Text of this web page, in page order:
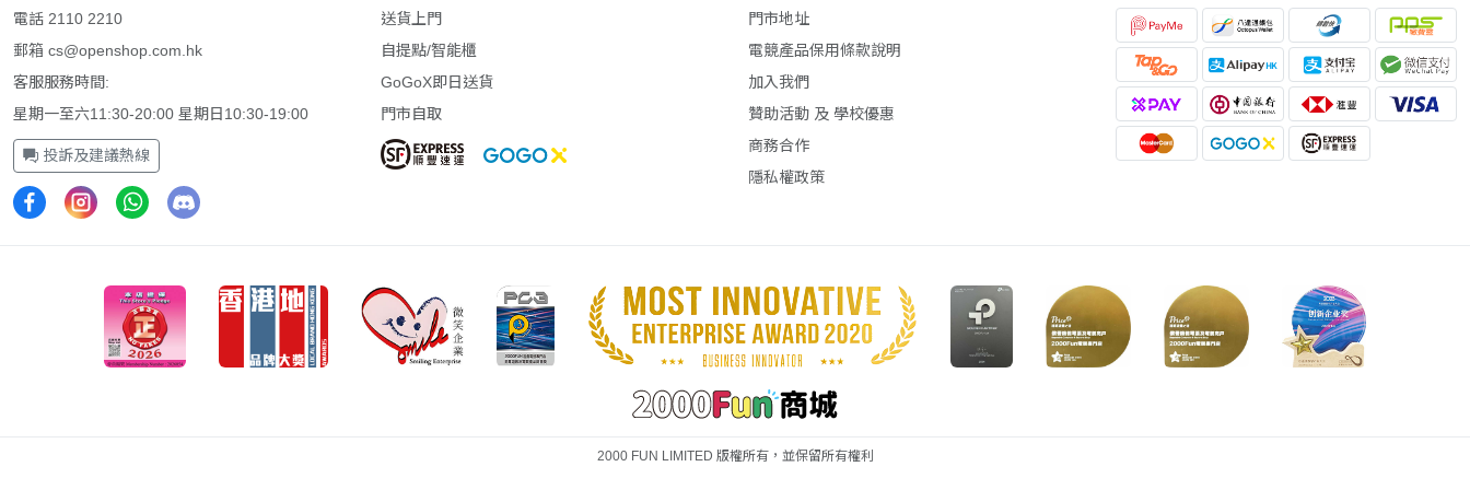
電話 2110 2210
郵箱 cs@openshop.com.hk
客服服務時間:
星期一至六11:30-20:00 星期日10:30-19:00
投訴及建議熱線
送貨上門
自提點/智能櫃
GoGoX即日送貨
門市自取
門市地址
電競產品保用條款說明
加入我們
贊助活動 及 學校優惠
商務合作
隱私權政策
2000 FUN LIMITED 版權所有，並保留所有權利